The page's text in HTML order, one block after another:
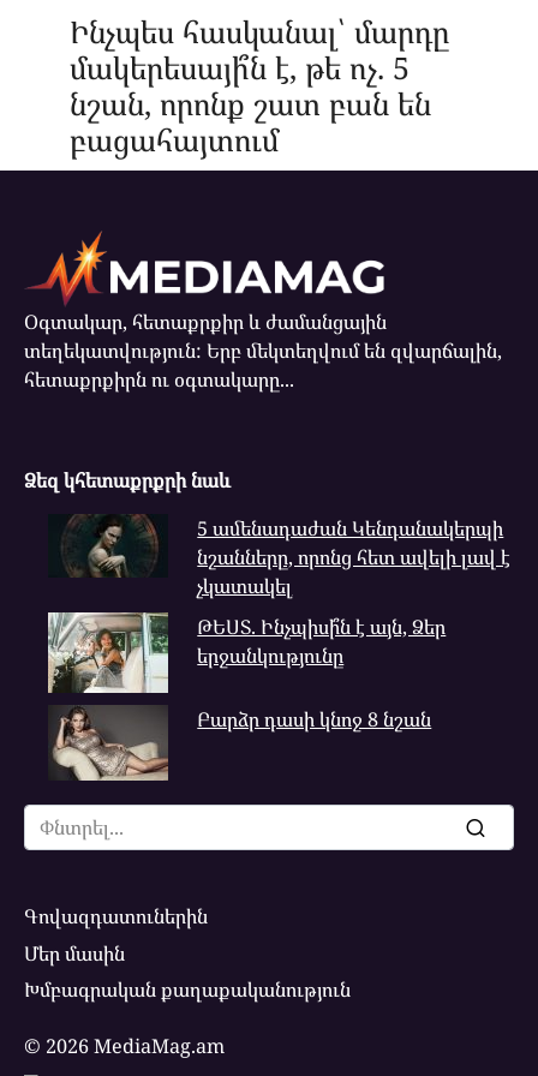
Ինչպես հասկանալ՝ մարդը
մակերեսայի՞ն է, թե ոչ. 5
նշան, որոնք շատ բան են
բացահայտում
Օգտակար, հետաքրքիր և ժամանցային
տեղեկատվություն: Երբ մեկտեղվում են զվարճալին,
հետաքրքիրն ու օգտակարը...
Ձեզ կհետաքրքրի նաև
5 ամենադաժան Կենդանակերպի
նշանները, որոնց հետ ավելի լավ է
չկատակել
ԹԵՍՏ. Ինչպիսի՞ն է այն, Ձեր
երջանկությունը
Բարձր դասի կնոջ 8 նշան
Search
for:
Գովազդատուներին
Մեր մասին
Խմբագրական քաղաքականություն
© 2026 MediaMag.am